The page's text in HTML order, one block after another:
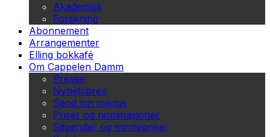
Akademisk
Forskning
Abonnement
Arrangementer
Elling bokkafé
Om Cappelen Damm
Presse
Nyhetsbrev
Send inn manus
Priser og nominasjoner
Stipender og minnepriser